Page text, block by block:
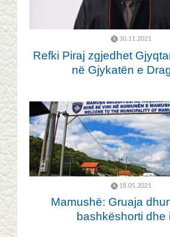
30.11.2021
Refki Piraj zgjedhet
në Gjykatën e
18.05.2021
Mamushë: Gruaja
bashkëshorti dhe